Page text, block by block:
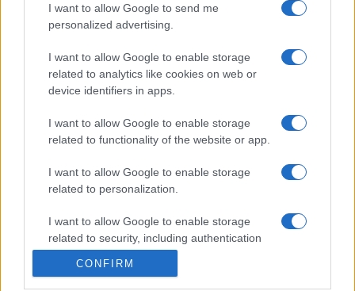
I want to allow Google to send me
personalized advertising.
I want to allow Google to enable storage
related to analytics like cookies on web or
device identifiers in apps.
I want to allow Google to enable storage
related to functionality of the website or app.
I want to allow Google to enable storage
related to personalization.
I want to allow Google to enable storage
related to security, including authentication
functionality and fraud prevention, and other
user protection.
CONFIRM
Szerdától rárajtolhatunk a jövő nyári
foci-Eb jegyeire
mentettek a sásdi tűzoltók
A közgyűlés kiáll a Dráva védelme